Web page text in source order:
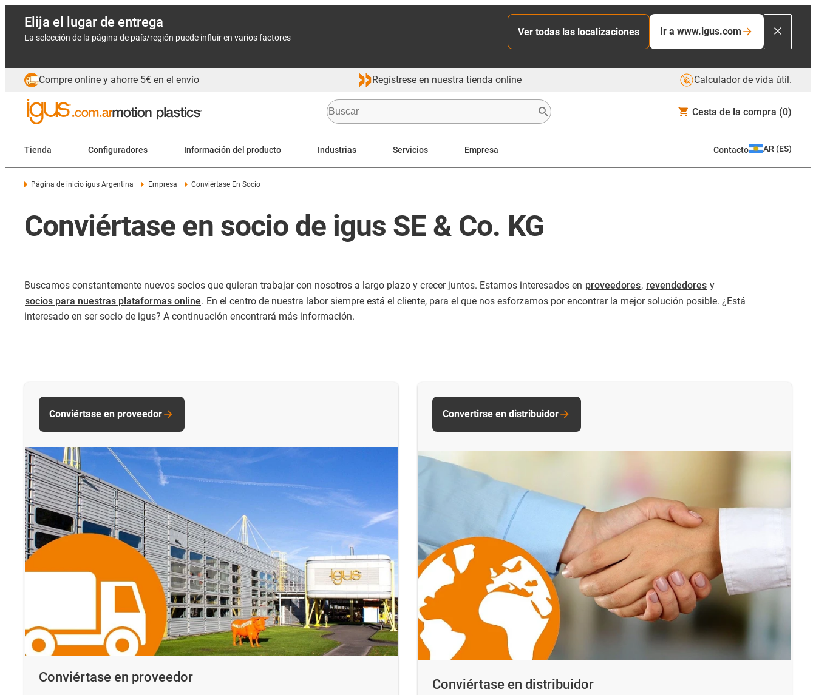
Elija el lugar de entrega
La selección de la página de país/región puede influir en varios factores
Ver todas las localizaciones Ir a www.igus.com
Compre online y ahorre 5€ en el envío Regístrese en nuestra tienda online Calculador de vida útil.
Cesta de la compra (0)
Tienda Configuradores Información del producto Industrias Servicios Empresa Contacto AR (ES)
Página de inicio igus Argentina Empresa Conviértase En Socio
Conviértase en socio de igus SE & Co. KG
Buscamos constantemente nuevos socios que quieran trabajar con nosotros a largo plazo y crecer juntos. Estamos interesados en proveedores, revendedores y
socios para nuestras plataformas online. En el centro de nuestra labor siempre está el cliente, para el que nos esforzamos por encontrar la mejor solución posible. ¿Está
interesado en ser socio de igus? A continuación encontrará más información.
Conviértase en proveedor
Conviértase en proveedor
Conviértase en distribuidor
Convertirse en distribuidor